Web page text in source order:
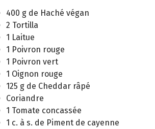
400 g de Haché végan
2 Tortilla
1 Laitue
1 Poivron rouge
1 Poivron vert
1 Oignon rouge
125 g de Cheddar râpé
Coriandre
1 Tomate concassée
1 c. à s. de Piment de cayenne